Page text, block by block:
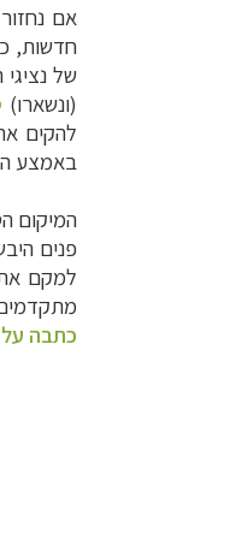
אם נחזור
של
(ונשארו)
באמצע
המיקום
פנים
למקם את
כתבה על